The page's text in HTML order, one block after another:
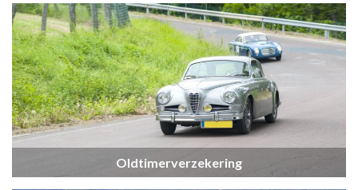
Oldtimerverzekering